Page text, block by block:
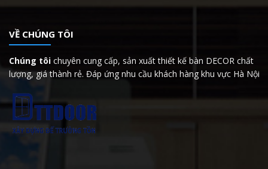
VỀ CHÚNG TÔI
Chúng tôi chuyên cung cấp, sản xuất thiết kế bàn DECOR chất
lượng, giá thành rẻ. Đáp ứng nhu cầu khách hàng khu vực Hà Nội